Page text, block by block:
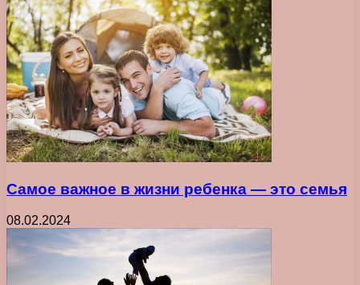
Самое важное в жизни ребенка ― это семья
08.02.2024